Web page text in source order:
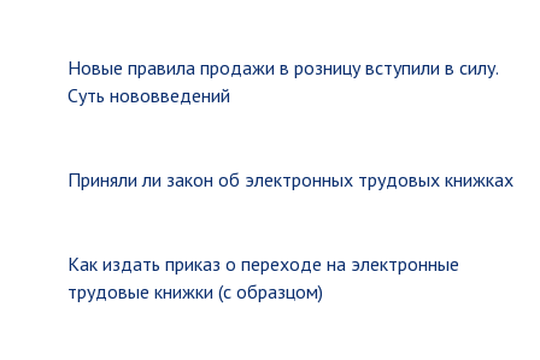
Новые правила продажи в розницу вступили в силу.
Суть нововведений
Приняли ли закон об электронных трудовых книжках
Как издать приказ о переходе на электронные
трудовые книжки (с образцом)